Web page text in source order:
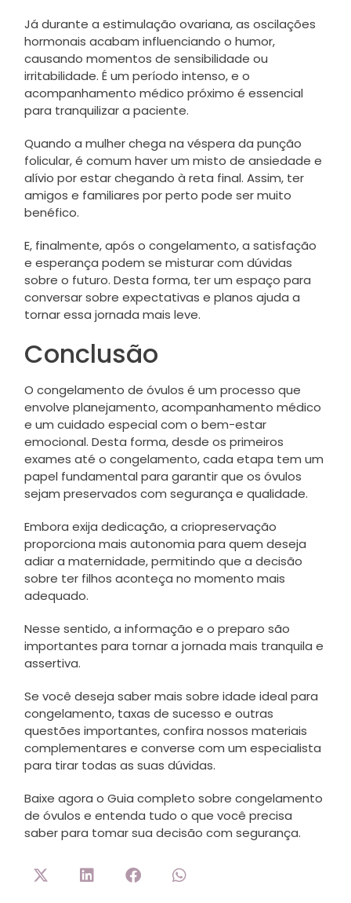
Já durante a estimulação ovariana, as oscilações
hormonais acabam influenciando o humor,
causando momentos de sensibilidade ou
irritabilidade. É um período intenso, e o
acompanhamento médico próximo é essencial
para tranquilizar a paciente.
Quando a mulher chega na véspera da punção
folicular, é comum haver um misto de ansiedade e
alívio por estar chegando à reta final. Assim, ter
amigos e familiares por perto pode ser muito
benéfico.
E, finalmente, após o congelamento, a satisfação
e esperança podem se misturar com dúvidas
sobre o futuro. Desta forma, ter um espaço para
conversar sobre expectativas e planos ajuda a
tornar essa jornada mais leve.
Conclusão
O congelamento de óvulos é um processo que
envolve planejamento, acompanhamento médico
e um cuidado especial com o bem-estar
emocional. Desta forma, desde os primeiros
exames até o congelamento, cada etapa tem um
papel fundamental para garantir que os óvulos
sejam preservados com segurança e qualidade.
Embora exija dedicação, a criopreservação
proporciona mais autonomia para quem deseja
adiar a maternidade, permitindo que a decisão
sobre ter filhos aconteça no momento mais
adequado.
Nesse sentido, a informação e o preparo são
importantes para tornar a jornada mais tranquila e
assertiva.
Se você deseja saber mais sobre idade ideal para
congelamento, taxas de sucesso e outras
questões importantes, confira nossos materiais
complementares e converse com um especialista
para tirar todas as suas dúvidas.
Baixe agora o Guia completo sobre congelamento
de óvulos e entenda tudo o que você precisa
saber para tomar sua decisão com segurança.